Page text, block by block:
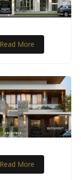
Read More
Read More